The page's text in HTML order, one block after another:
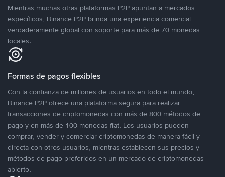
Mientras muchas otras plataformas P2P apuntan a mercados
específicos, Binance P2P brinda una experiencia comercial
verdaderamente global con soporte para más de 70 monedas
locales.
Formas de pagos flexibles
Con la confianza de millones de usuarios en todo el mundo,
Binance P2P ofrece una plataforma segura para realizar
transacciones de criptomonedas con más de 800 métodos de
pago y en más de 100 monedas fiat. Los usuarios pueden
comprar, vender y comerciar criptomonedas de manera fácil y
directa con otros usuarios, mientras establecen sus precios y
métodos de pago preferidos en un mercado de criptomonedas
abierto.